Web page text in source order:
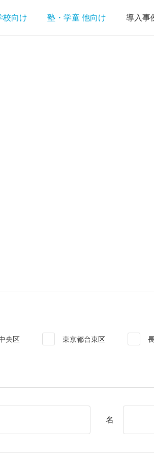
校向け 塾・学童 他向け 導入事
央区 東京都台東区
名